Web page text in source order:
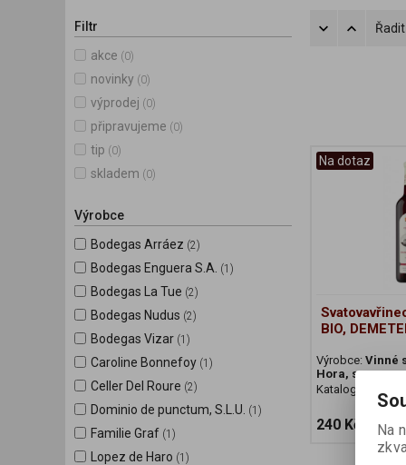
Filtr
akce (0)
novinky (0)
výprodej (0)
připravujeme (0)
tip (0)
skladem (0)
Výrobce
Bodegas Arráez (2)
Bodegas Enguera S.A. (1)
Bodegas La Tue (2)
Bodegas Nudus (2)
Bodegas Vizar (1)
Caroline Bonnefoy (1)
Celler Del Roure (2)
Dominio de punctum, S.L.U. (1)
Familie Graf (1)
Lopez de Haro (1)
Na dotaz
BIO,
Výrobce: Vinné
Hora, s.r.o.
Katalogové číslo:
240 Kč
Na